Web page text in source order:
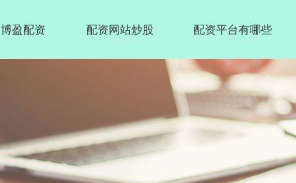
博盈配资 配资网站炒股 配资平台有哪些